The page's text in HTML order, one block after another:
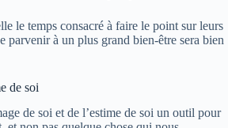
le temps consacré à faire le point sur leurs
parvenir à un plus grand bien-être sera bien
de soi
de soi et de l’estime de soi un outil pour